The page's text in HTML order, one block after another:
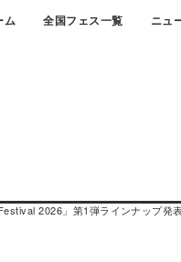
ム 全国フェス一覧 ニュ
2026」第1弾ラインナップ発